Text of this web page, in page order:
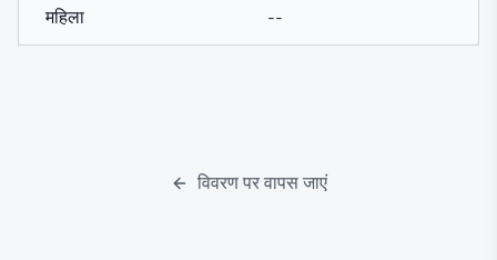
महिला --
विवरण पर वापस जाएं